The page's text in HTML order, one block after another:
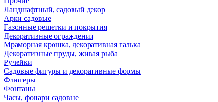
Ландшафтный, садовый декор
Арки садовые
Газонные решетки и покрытия
Декоративные ограждения
Мраморная крошка, декоративная галька
Декоративные пруды, живая рыба
Ручейки
Садовые фигуры и декоративные формы
Флюгеры
Фонтаны
Часы, фонари садовые